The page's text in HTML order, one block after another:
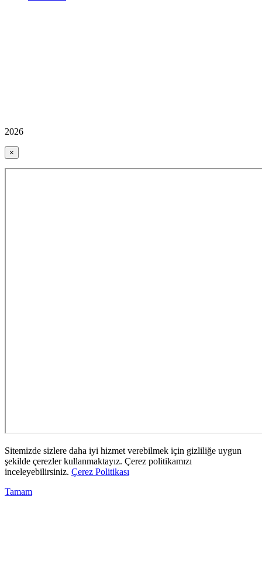
2026
×
Sitemizde sizlere daha iyi hizmet verebilmek için gizliliğe uygun
şekilde çerezler kullanmaktayız. Çerez politikamızı
inceleyebilirsiniz. Çerez Politikası
Tamam